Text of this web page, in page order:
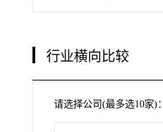
行业横向比较
请选择公司(最多选10家)：